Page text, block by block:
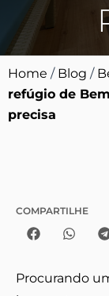
Home / Blog /
refúgio de
precisa
COMPARTILHE
Procurando